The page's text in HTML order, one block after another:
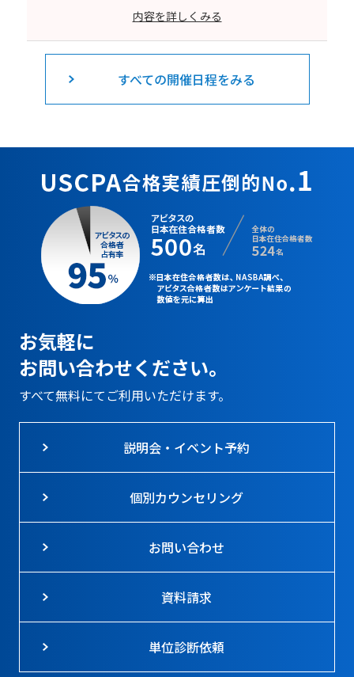
内容を詳しくみる
すべての開催日程をみる
お気軽に
お問い合わせください。
すべて無料にてご利用いただけます。
説明会・イベント予約
個別カウンセリング
お問い合わせ
資料請求
単位診断依頼